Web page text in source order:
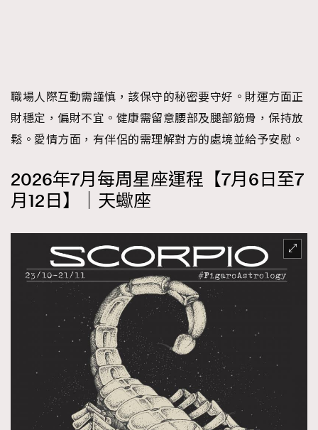
職場人際互動需謹慎，該保守的秘密要守好。財運方面正
財穩定，偏財不宜。健康需留意腰部及腿部筋骨，保持放
鬆。愛情方面，有伴侶的需理解對方的處境並給予安慰。
2026年7月每周星座運程【7月6日至7
月12日】｜天蠍座